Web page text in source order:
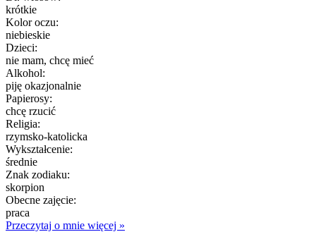
krótkie
Kolor oczu:
niebieskie
Dzieci:
nie mam, chcę mieć
Alkohol:
piję okazjonalnie
Papierosy:
chcę rzucić
Religia:
rzymsko-katolicka
Wykształcenie:
średnie
Znak zodiaku:
skorpion
Obecne zajęcie:
praca
Przeczytaj o mnie więcej »